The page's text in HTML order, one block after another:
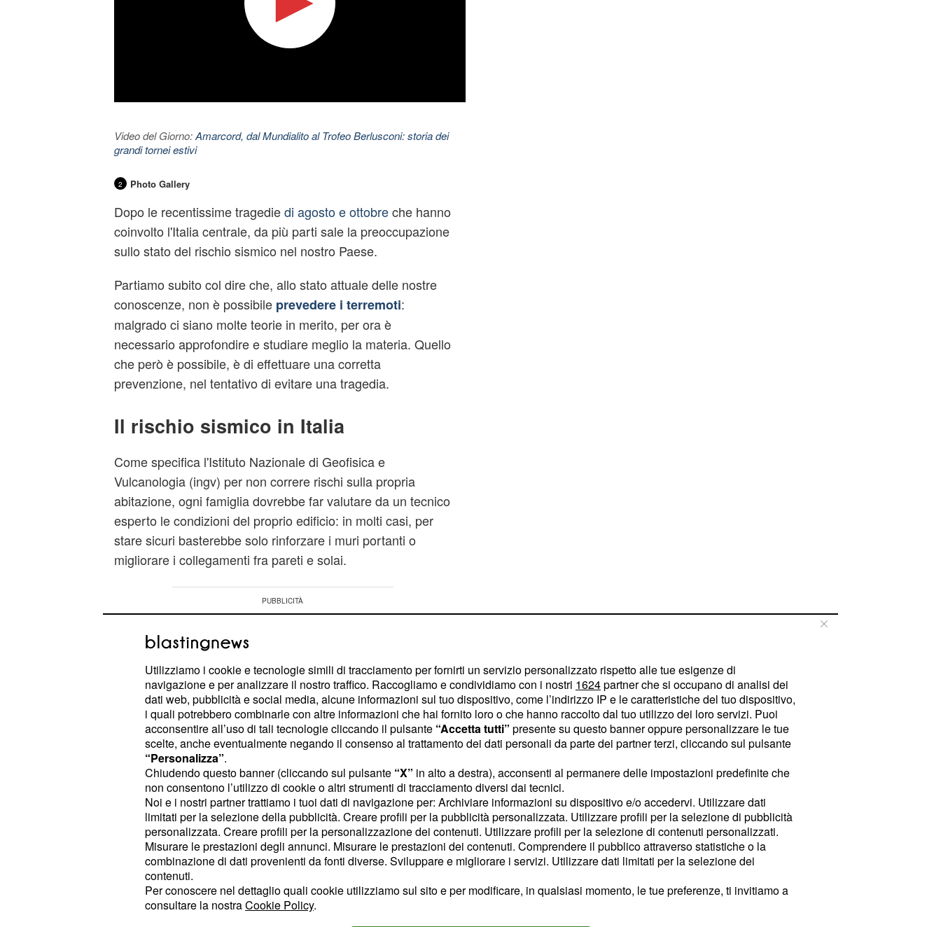
Video del Giorno:Amarcord, dal Mundialito al Trofeo Berlusconi: storia dei
grandi tornei estivi
2 Photo Gallery
Dopo le recentissime tragediedi agosto e ottobreche hanno
coinvolto l'Italia centrale, da più parti sale la preoccupazione
sullo stato del rischio sismico nel nostro Paese.
Partiamo subito col dire che, allo stato attuale delle nostre
conoscenze, non è possibile prevedere i terremoti:
malgrado ci siano molte teorie in merito, per ora è
necessario approfondire e studiare meglio la materia. Quello
che però è possibile, è di effettuare una corretta
prevenzione, nel tentativo di evitare una tragedia.
Il rischio sismico in Italia
Come specifica l'Istituto Nazionale di Geofisica e
Vulcanologia (ingv) per non correre rischi sulla propria
abitazione, ogni famiglia dovrebbe far valutare da un tecnico
esperto le condizioni del proprio edificio: in molti casi, per
stare sicuri basterebbe solo rinforzare i muri portanti o
migliorare i collegamenti fra pareti e solai.
terremotoè un evento imprevedibile causato per la
maggior parte dei casi dal movimento della crosta terrestre
che subisce numerose tensioni e attriti. Quando questi attriti
aumentano notevolmente,le rocce si rompono,
sprigionando un'enorme quantità di energia che provoca il
Utilizziamo i cookie e tecnologie simili di tracciamento per fornirti un servizio personalizzato rispetto alle tue esigenze di
navigazione e per analizzare il nostro traffico. Raccogliamo e condividiamo con i nostri 1624partner che si occupano di analisi dei
dati web, pubblicità e social media, alcune informazioni sul tuo dispositivo, come l’indirizzo IP e le caratteristiche del tuo dispositivo,
i quali potrebbero combinarle con altre informazioni che hai fornito loro o che hanno raccolto dal tuo utilizzo dei loro servizi. Puoi
acconsentire all’uso di tali tecnologie cliccando il pulsante “Accetta tutti” presente su questo banner oppure personalizzare le tue
scelte, anche eventualmente negando il consenso al trattamento dei dati personali da parte dei partner terzi, cliccando sul pulsante
“Personalizza”.
Chiudendo questo banner (cliccando sul pulsante “X” in alto a destra), acconsenti al permanere delle impostazioni predefinite che
non consentono l’utilizzo di cookie o altri strumenti di tracciamento diversi dai tecnici.
Noi e i nostri partner trattiamo i tuoi dati di navigazione per: Archiviare informazioni su dispositivo e/o accedervi. Utilizzare dati
limitati per la selezione della pubblicità. Creare profili per la pubblicità personalizzata. Utilizzare profili per la selezione di pubblicità
personalizzata. Creare profili per la personalizzazione dei contenuti. Utilizzare profili per la selezione di contenuti personalizzati.
Misurare le prestazioni degli annunci. Misurare le prestazioni dei contenuti. Comprendere il pubblico attraverso statistiche o la
combinazione di dati provenienti da fonti diverse. Sviluppare e migliorare i servizi. Utilizzare dati limitati per la selezione dei
contenuti.
Per conoscere nel dettaglio quali cookie utilizziamo sul sito e per modificare, in qualsiasi momento, le tue preferenze, ti invitiamo a
consultare la nostraCookie Policy.